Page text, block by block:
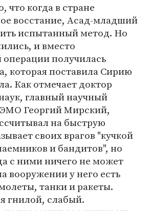
что когда в стране
восстание, Асад-младший
испытанный метод. Но
и вместо
получилась
которая поставила Сирию
Как отмечает доктор
главный научный
Георгий Мирский,
на быструю
своих врагов "кучкой
и бандитов", но
с ними ничего не может
вооружении у него есть
танки и ракеты.
гнилой, слабый.